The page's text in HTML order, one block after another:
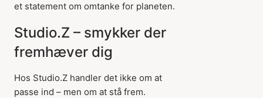
et statement om omtanke for planeten.
Studio.Z – smykker der
fremhæver dig
Hos Studio.Z handler det ikke om at
passe ind – men om at stå frem.